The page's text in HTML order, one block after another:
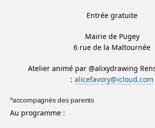
Entrée gratuite
Mairie de Pugey
6 rue de la Maltournée
Atelier animé par @alixydrawing
: alicefavory@icloud.com
*accompagnés des parents
Au programme :